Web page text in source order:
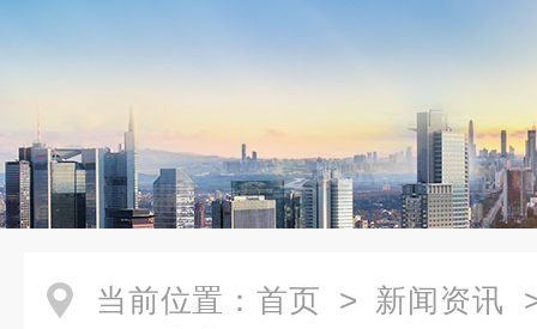
当前位置： 首页 > 新闻资讯